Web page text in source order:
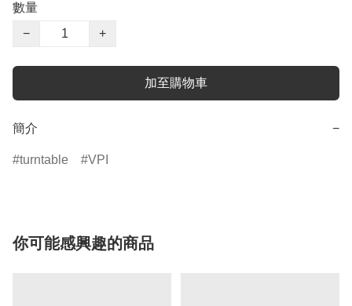
數量
−
+
加至購物車
簡介 −
turntable VPI
你可能感興趣的商品